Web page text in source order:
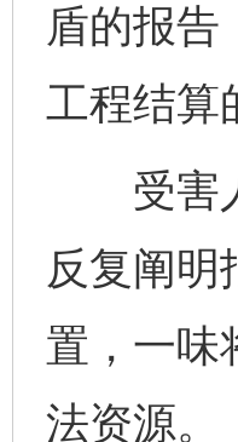
盾的报告
工程结算
受害人
反复阐明
置，一味
法资源。